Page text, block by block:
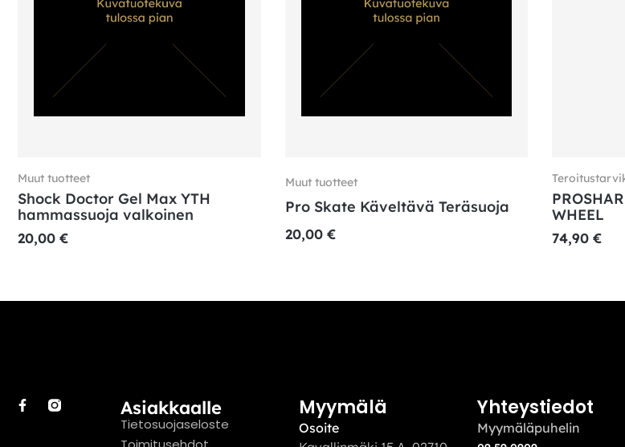
Muut tuotteet
Shock Doctor Gel Max YTH
hammassuoja valkoinen
20,00 €
Muut tuotteet
Pro Skate Käveltävä Teräsuoja
20,00 €
WHEEL
74,90 €
Asiakkaalle
Tietosuojaseloste
Myymälä
Osoite
Yhteystiedot
Myymäläpuhelin